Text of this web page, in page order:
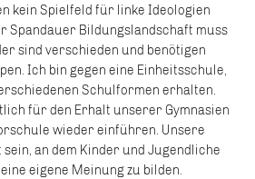
kein Spielfeld für linke Ideologien
Spandauer Bildungslandschaft muss
sind verschieden und benötigen
Ich bin gegen eine Einheitsschule,
Schulformen erhalten.
für den Erhalt unserer Gymnasien
wieder einführen. Unsere
an dem Kinder und Jugendliche
eigene Meinung zu bilden.